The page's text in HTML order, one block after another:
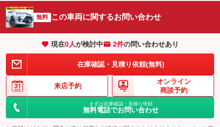
無料 この車両に関するお問い合わせ
現在0人が検討中 2件の問い合わせあり
在庫確認・見積り依頼(無料)
来店予約
オンライン
商談予約
まずは在庫確認・見積り依頼
無料電話でお問い合わせ